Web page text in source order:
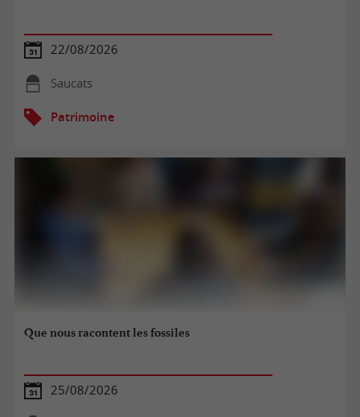
22/08/2026
Saucats
Patrimoine
Que nous racontent les fossiles
25/08/2026